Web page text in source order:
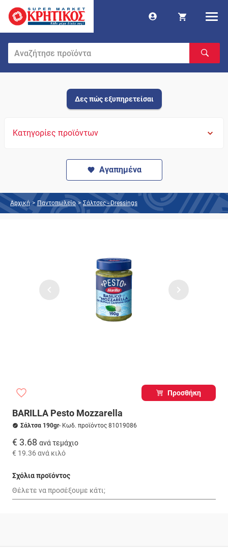
Δες πώς εξυπηρετείσαι
Κατηγορίες προϊόντων
Αγαπημένα
Αρχική > Παντοπωλείο > Σάλτσες - Dressings
Προσθήκη
BARILLA Pesto Mozzarella
Σάλτσα 190gr- Κωδ. προϊόντος 81019086
€ 3.68 ανά τεμάχιο
€ 19.36 ανά κιλό
Σχόλια προϊόντος